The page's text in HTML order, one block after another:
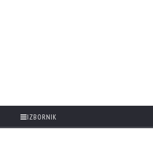
IZBORNIK